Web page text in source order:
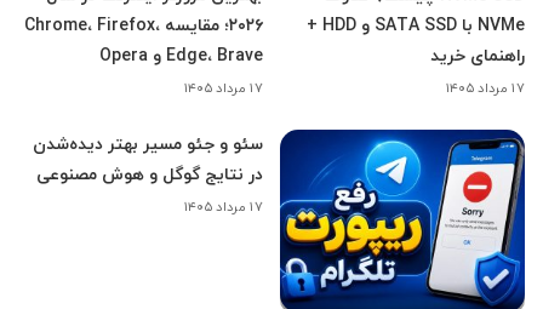
NVMe با SATA SSD و HDD +
راهنمای خرید
۱۷ مرداد ۱۴۰۵
۲۰۲۶؛ مقایسه Chrome، Firefox،
Edge، Brave و Opera
۱۷ مرداد ۱۴۰۵
سئو و جئو مسیر بهتر دیده‌شدن
در نتایج گوگل و هوش مصنوعی
۱۷ مرداد ۱۴۰۵